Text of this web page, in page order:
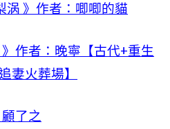
涡 》作者：唧唧的貓
作者：晚寧【古代+重生
妻火葬場】
了之